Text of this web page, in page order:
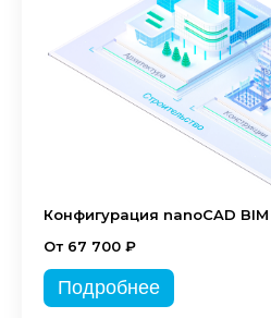
Конфигурация nanoCAD
От 67 700 ₽
Подробнее